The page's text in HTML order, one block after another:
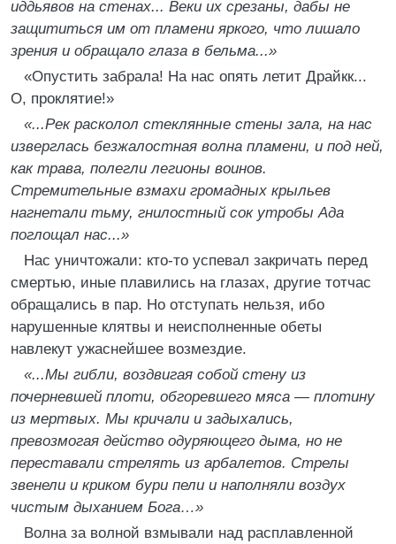
иддьявов на стенах... Веки их срезаны, дабы не
защититься им от пламени яркого, что лишало
зрения и обращало глаза в бельма...»
«Опустить забрала! На нас опять летит Драйкк...
О, проклятие!»
«...Рек расколол стеклянные стены зала, на нас
изверглась безжалостная волна пламени, и под ней,
как трава, полегли легионы воинов.
Стремительные взмахи громадных крыльев
нагнетали тьму, гнилостный сок утробы Ада
поглощал нас...»
Нас уничтожали: кто-то успевал закричать перед
смертью, иные плавились на глазах, другие тотчас
обращались в пар. Но отступать нельзя, ибо
нарушенные клятвы и неисполненные обеты
навлекут ужаснейшее возмездие.
«...Мы гибли, воздвигая собой стену из
почерневшей плоти, обгоревшего мяса — плотину
из мертвых. Мы кричали и задыхались,
превозмогая действо одуряющего дыма, но не
переставали стрелять из арбалетов. Стрелы
звенели и криком бури пели и наполняли воздух
чистым дыханием Бога…»
Волна за волной взмывали над расплавленной